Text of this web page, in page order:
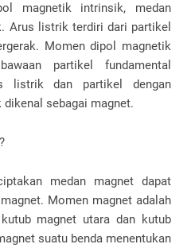
magnetik intrinsik, medan
Arus listrik terdiri dari partikel
Momen dipol magnetik
partikel fundamental
listrik dan partikel dengan
sebagai magnet.
medan magnet dapat
Momen magnet adalah
magnet utara dan kutub
suatu benda menentukan